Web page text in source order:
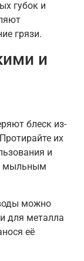
губок и
грязи.
и
блеск из-
их
и
мыльным
можно
для металла
её